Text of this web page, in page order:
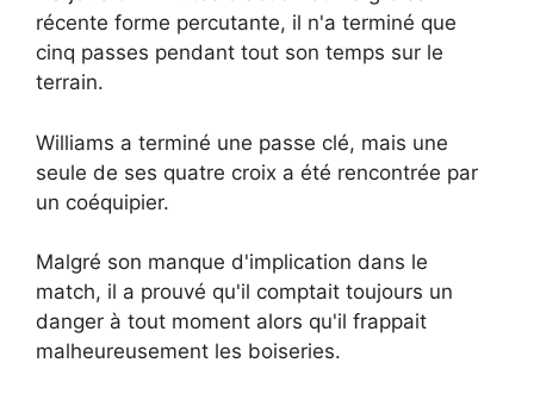
récente forme percutante, il n'a terminé que
cinq passes pendant tout son temps sur le
terrain.
Williams a terminé une passe clé, mais une
seule de ses quatre croix a été rencontrée par
un coéquipier.
Malgré son manque d'implication dans le
match, il a prouvé qu'il comptait toujours un
danger à tout moment alors qu'il frappait
malheureusement les boiseries.